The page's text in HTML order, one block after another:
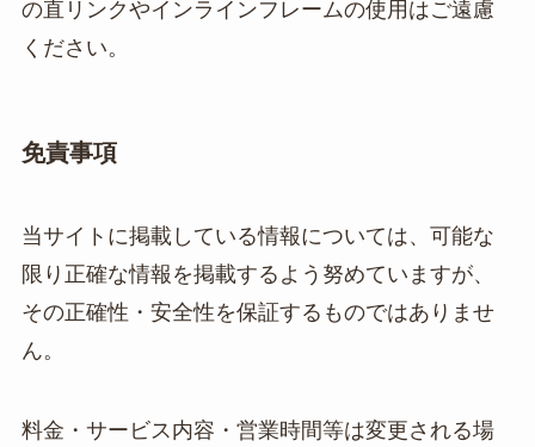
の直リンクやインラインフレームの使用はご遠慮
ください。
免責事項
当サイトに掲載している情報については、可能な
限り正確な情報を掲載するよう努めていますが、
その正確性・安全性を保証するものではありませ
ん。
料金・サービス内容・営業時間等は変更される場